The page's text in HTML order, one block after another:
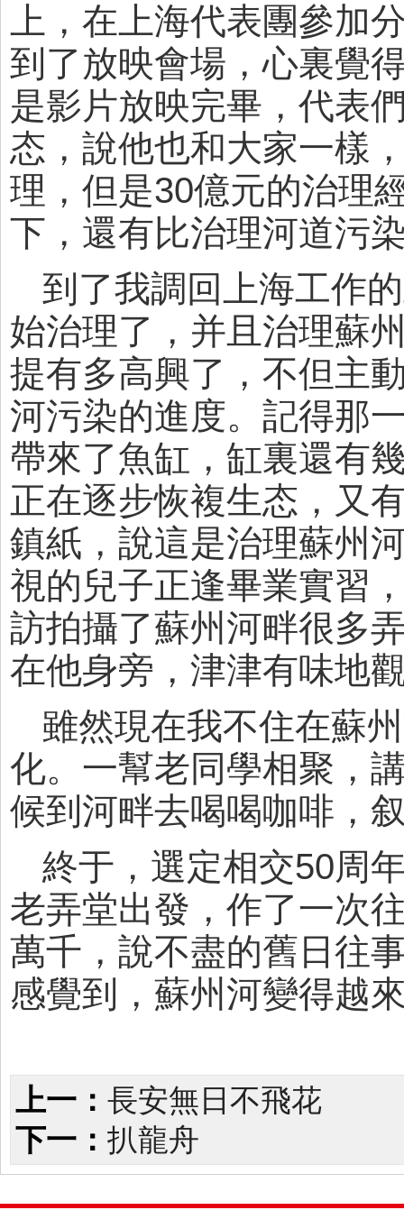
上，在上海代表團參加
到了放映會場，心裏覺
是影片放映完畢，代表
态，說他也和大家一樣
理，但是30億元的治理
下，還有比治理河道污
到了我調回上海工作
始治理了，并且治理蘇
提有多高興了，不但主
河污染的進度。記得那
帶來了魚缸，缸裏還有
正在逐步恢複生态，又
鎮紙，說這是治理蘇州
視的兒子正逢畢業實習
訪拍攝了蘇州河畔很多
在他身旁，津津有味地
雖然現在我不住在蘇
化。一幫老同學相聚，
候到河畔去喝喝咖啡，
終于，選定相交50周
老弄堂出發，作了一次
萬千，說不盡的舊日往
感覺到，蘇州河變得越
上一： 長安無日不飛花
下一： 扒龍舟